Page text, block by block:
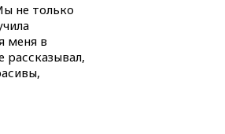
не только
меня в